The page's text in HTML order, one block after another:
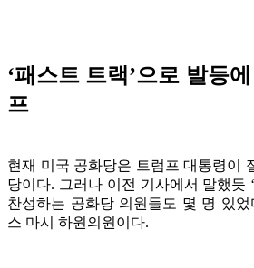
‘패스트 트랙’으로 발등
프
현재 미국 공화당은 트럼프 대통령이
당이다. 그러나 이전 기사에서 말했듯
찬성하는 공화당 의원들도 몇 명 있
스 마시 하원의원이다.